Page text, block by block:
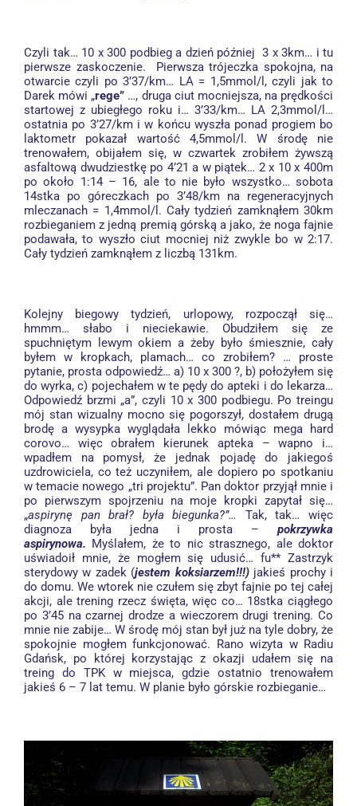
Czyli tak… 10 x 300 podbieg a dzień później 3 x 3km… i tu
pierwsze zaskoczenie. Pierwsza trójeczka spokojna, na
otwarcie czyli po 3’37/km… LA = 1,5mmol/l, czyli jak to
Darek mówi „rege” …, druga ciut mocniejsza, na prędkości
startowej z ubiegłego roku i… 3’33/km… LA 2,3mmol/l…
ostatnia po 3’27/km i w końcu wyszła ponad progiem bo
laktometr pokazał wartość 4,5mmol/l. W środę nie
trenowałem, obijałem się, w czwartek zrobiłem żywszą
asfaltową dwudziestkę po 4’21 a w piątek… 2 x 10 x 400m
po około 1:14 – 16, ale to nie było wszystko… sobota
14stka po góreczkach po 3’48/km na regeneracyjnych
mleczanach = 1,4mmol/l. Cały tydzień zamknąłem 30km
rozbieganiem z jedną premią górską a jako, że noga fajnie
podawała, to wyszło ciut mocniej niż zwykle bo w 2:17.
Cały tydzień zamknąłem z liczbą 131km.
Kolejny biegowy tydzień, urlopowy, rozpoczął się…
hmmm… słabo i nieciekawie. Obudziłem się ze
spuchniętym lewym okiem a żeby było śmiesznie, cały
byłem w kropkach, plamach… co zrobiłem? … proste
pytanie, prosta odpowiedź… a) 10 x 300 ?, b) położyłem się
do wyrka, c) pojechałem w te pędy do apteki i do lekarza…
Odpowiedź brzmi „a”, czyli 10 x 300 podbiegu. Po treingu
mój stan wizualny mocno się pogorszył, dostałem drugą
brodę a wysypka wyglądała lekko mówiąc mega hard
corovo… więc obrałem kierunek apteka – wapno i…
wpadłem na pomysł, że jednak pojadę do jakiegoś
uzdrowiciela, co też uczyniłem, ale dopiero po spotkaniu
w temacie nowego „tri projektu”. Pan doktor przyjął mnie i
po pierwszym spojrzeniu na moje kropki zapytał się…
„aspirynę pan brał? była biegunka?”… Tak, tak… więc
diagnoza była jedna i prosta – pokrzywka
aspirynowa. Myślałem, że to nic strasznego, ale doktor
uświadoił mnie, że mogłem się udusić… fu** Zastrzyk
sterydowy w zadek (jestem koksiarzem!!!) jakieś prochy i
do domu. We wtorek nie czułem się zbyt fajnie po tej całej
akcji, ale trening rzecz święta, więc co… 18stka ciągłego
po 3’45 na czarnej drodze a wieczorem drugi trening. Co
mnie nie zabije… W środę mój stan był już na tyle dobry, że
spokojnie mogłem funkcjonować. Rano wizyta w Radiu
Gdańsk, po której korzystając z okazji udałem się na
treing do TPK w miejsca, gdzie ostatnio trenowałem
jakieś 6 – 7 lat temu. W planie było górskie rozbieganie…